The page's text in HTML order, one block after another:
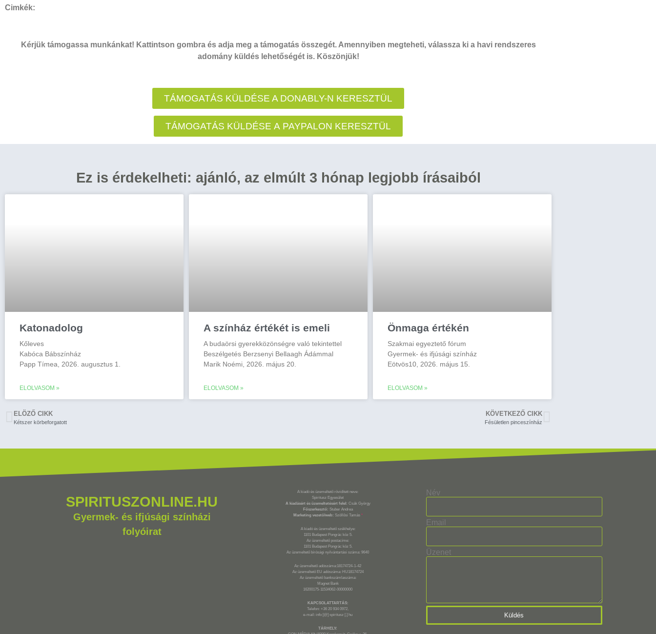
Cimkék:
Kérjük támogassa munkánkat! Kattintson gombra és adja meg a támogatás összegét. Amennyiben megteheti, válassza ki a havi rendszeres
adomány küldés lehetőségét is. Köszönjük!
TÁMOGATÁS KÜLDÉSE A DONABLY-N KERESZTÜL
TÁMOGATÁS KÜLDÉSE A PAYPALON KERESZTÜL
Ez is érdekelheti: ajánló, az elmúlt 3 hónap legjobb írásaiból
Katonadolog
Kőleves
Kabóca Bábszínház
Papp Tímea, 2026. augusztus 1.
ELOLVASOM »
A színház értékét is emeli
A budaörsi gyerekközönségre való tekintettel
Beszélgetés Berzsenyi Bellaagh Ádámmal
Marik Noémi, 2026. május 20.
ELOLVASOM »
Önmaga értékén
Szakmai egyeztető fórum
Gyermek- és ifjúsági színház
Eötvös10, 2026. május 15.
ELOLVASOM »
ELÖZŐ CIKK
Kétszer körbeforgatott
KÖVETKEZŐ CIKK
Fésületlen pinceszínház
SPIRITUSZONLINE.HU
Gyermek- és ifjúsági színházi
folyóirat
A kiadó és üzemeltető rövidített neve:
Spiritusz Egyesület
A kiadásért és üzemeltetésért felel: Csák György
Főszerkesztő: Stuber Andrea
Marketing vezető/web: Szöllősi Tamás *
A kiadó és üzemeltető székhelye:
1101 Budapest Pongrác köz 5.
Az üzemeltető postacíme:
1101 Budapest Pongrác köz 5.
Az üzemeltető bírósági nyilvántartási száma: 9640
Az üzemeltető adószáma:18174724-1-42
Az üzemeltető EU adószáma: HU18174724
Az üzemeltető bankszámlaszáma:
Magnet Bank
16200175-11534062-00000000
KAPCSOLATTARTÁS:
Telefon: +36 20 934 0972,
e-mail: info [@] spiritusz [.] hu
TÁRHELY:
Név
Email
Üzenet
Küldés